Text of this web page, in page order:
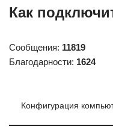
Как
Сообщения: 11819
Благодарности: 1624
Конфигурация